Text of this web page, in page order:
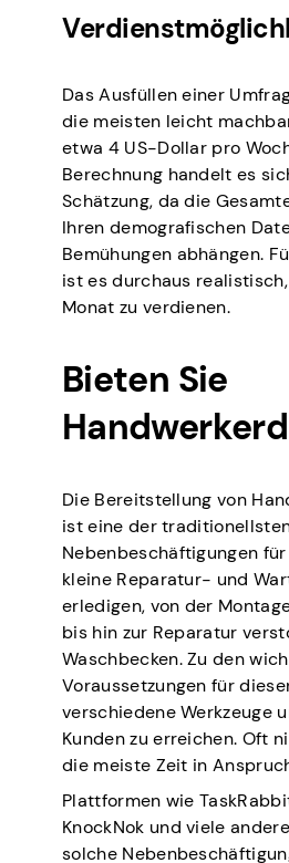
Das Ausfüllen einer
die meisten leicht
etwa 4 US-Dollar pro
Berechnung handelt es
Schätzung, da die
Ihren demografischen
Bemühungen abhängen.
ist es durchaus
Monat zu verdienen.
Bieten Sie
Die Bereitstellung von
ist eine der
Nebenbeschäftigungen
kleine Reparatur- und
erledigen, von der
bis hin zur Reparatur
Waschbecken. Zu den
Voraussetzungen für
verschiedene Werkzeuge
Kunden zu erreichen. Oft
die meiste Zeit in
Plattformen wie
KnockNok und viele
solche